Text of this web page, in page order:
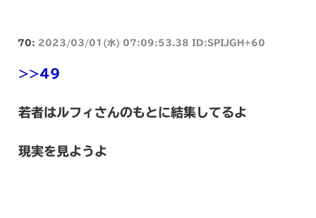
70: 2023/03/01(水) 07:09:53.38 ID:SPIJGH+60
>>49
若者はルフィさんのもとに結集してるよ
現実を見ようよ